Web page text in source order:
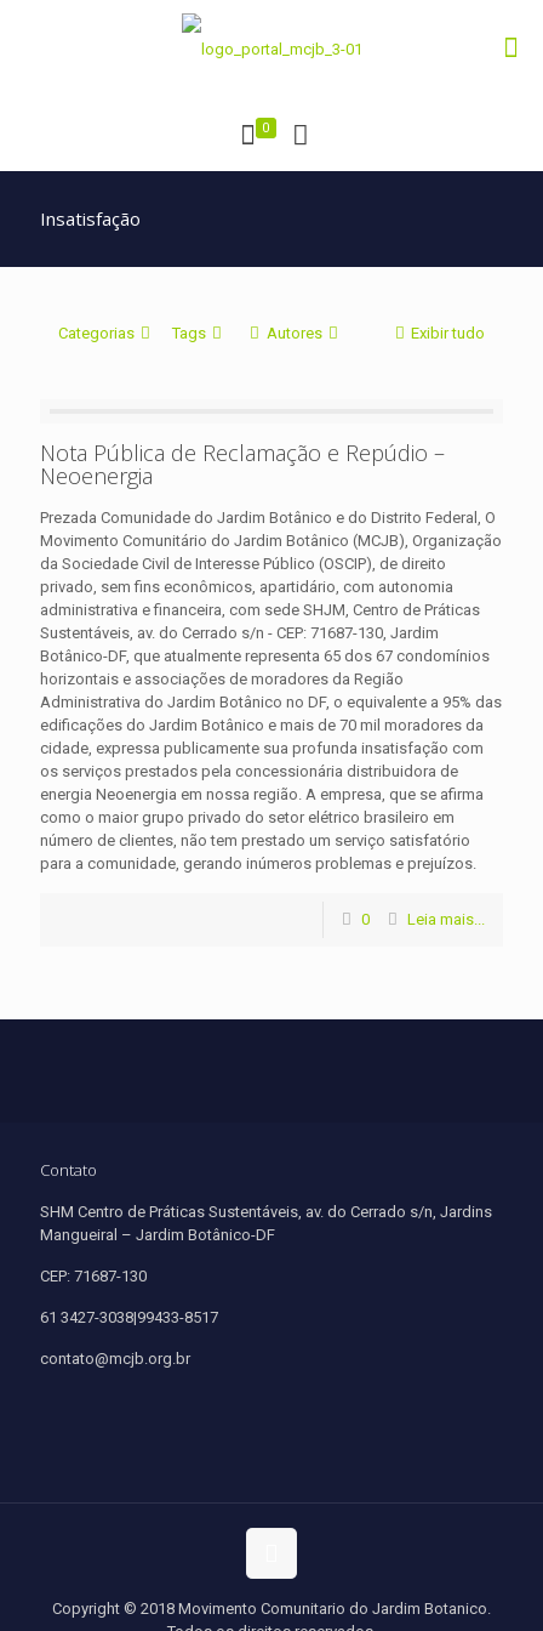
0
Insatisfação
Categorias Tags Autores Exibir tudo
Nota Pública de Reclamação e Repúdio –
Neoenergia
Prezada Comunidade do Jardim Botânico e do Distrito Federal, O
Movimento Comunitário do Jardim Botânico (MCJB), Organização
da Sociedade Civil de Interesse Público (OSCIP), de direito
privado, sem fins econômicos, apartidário, com autonomia
administrativa e financeira, com sede SHJM, Centro de Práticas
Sustentáveis, av. do Cerrado s/n - CEP: 71687-130, Jardim
Botânico-DF, que atualmente representa 65 dos 67 condomínios
horizontais e associações de moradores da Região
Administrativa do Jardim Botânico no DF, o equivalente a 95% das
edificações do Jardim Botânico e mais de 70 mil moradores da
cidade, expressa publicamente sua profunda insatisfação com
os serviços prestados pela concessionária distribuidora de
energia Neoenergia em nossa região. A empresa, que se afirma
como o maior grupo privado do setor elétrico brasileiro em
número de clientes, não tem prestado um serviço satisfatório
para a comunidade, gerando inúmeros problemas e prejuízos.
0 Leia mais...
Contato
SHM Centro de Práticas Sustentáveis, av. do Cerrado s/n, Jardins
Mangueiral – Jardim Botânico-DF
CEP: 71687-130
61 3427-3038|99433-8517
contato@mcjb.org.br
Copyright © 2018 Movimento Comunitario do Jardim Botanico.